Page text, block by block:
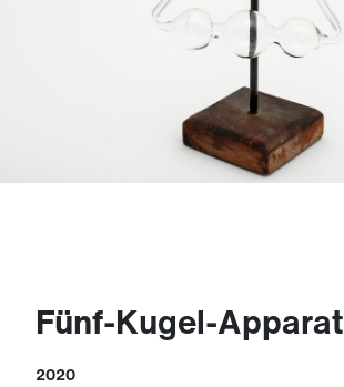
Fünf-Kugel-Apparat
2020